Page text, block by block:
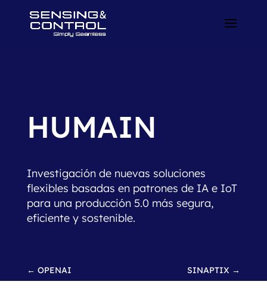
HUMAIN
Investigación de nuevas soluciones
flexibles basadas en patrones de IA e IoT
para una producción 5.0 más segura,
eficiente y sostenible.
← OPENAI SINAPTIX →